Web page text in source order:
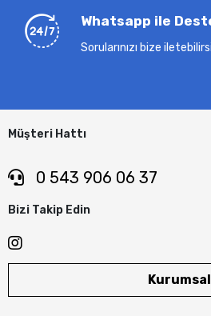
Whatsapp ile
Sorularınızı bize
Müşteri Hattı
0 543 906 06 37
Bizi Takip Edin
Kurumsal